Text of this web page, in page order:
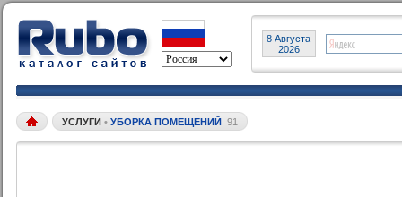
8 Августа
2026
УСЛУГИ • УБОРКА ПОМЕЩЕНИЙ 91